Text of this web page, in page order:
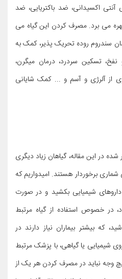
آنتی اکسیدانی، ضد باکتریایی، ضد
می برد. مصرف کردن این گیاه می
سندروم روده تحریک پذیر، کمک به
تسکین سردرد، درمان میگرن،
از آلرژی و آسم و ... کمک شایانی
شده در این مقاله، گیاهان زیاد دیگری
برخوردار هستند. امیدواریم که
شیمیایی بکشید و در صورت
در خصوص استفاده از گیاه مرتبط
که بیشتر بیماران نیاز دارند در
یا گیاهی، با پزشک مرتبط
وجه نباید در مصرف کردن هر یک از